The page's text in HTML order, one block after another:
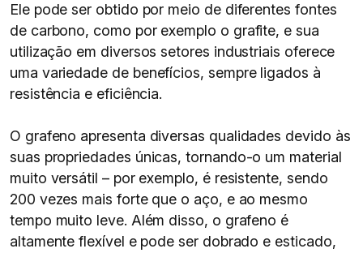
Ele pode ser obtido por meio de diferentes fontes
de carbono, como por exemplo o grafite, e sua
utilização em diversos setores industriais oferece
uma variedade de benefícios, sempre ligados à
resistência e eficiência.
O grafeno apresenta diversas qualidades devido às
suas propriedades únicas, tornando-o um material
muito versátil – por exemplo, é resistente, sendo
200 vezes mais forte que o aço, e ao mesmo
tempo muito leve. Além disso, o grafeno é
altamente flexível e pode ser dobrado e esticado,